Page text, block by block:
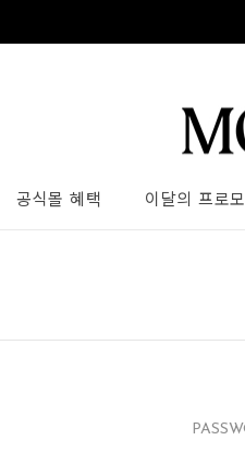
공식몰 혜택 이달의 프로